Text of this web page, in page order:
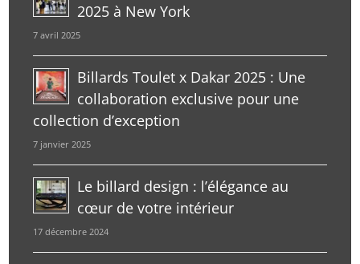
2025 à New York
7 avril 2025
Billards Toulet x Dakar 2025 : Une
collaboration exclusive pour une
collection d’exception
7 janvier 2025
Le billard design : l’élégance au
cœur de votre intérieur
17 décembre 2024